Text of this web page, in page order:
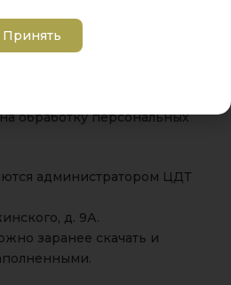
д. 9А
обработку персональных
администратором ЦДТ
д. 9А.
заранее скачать и
Принять